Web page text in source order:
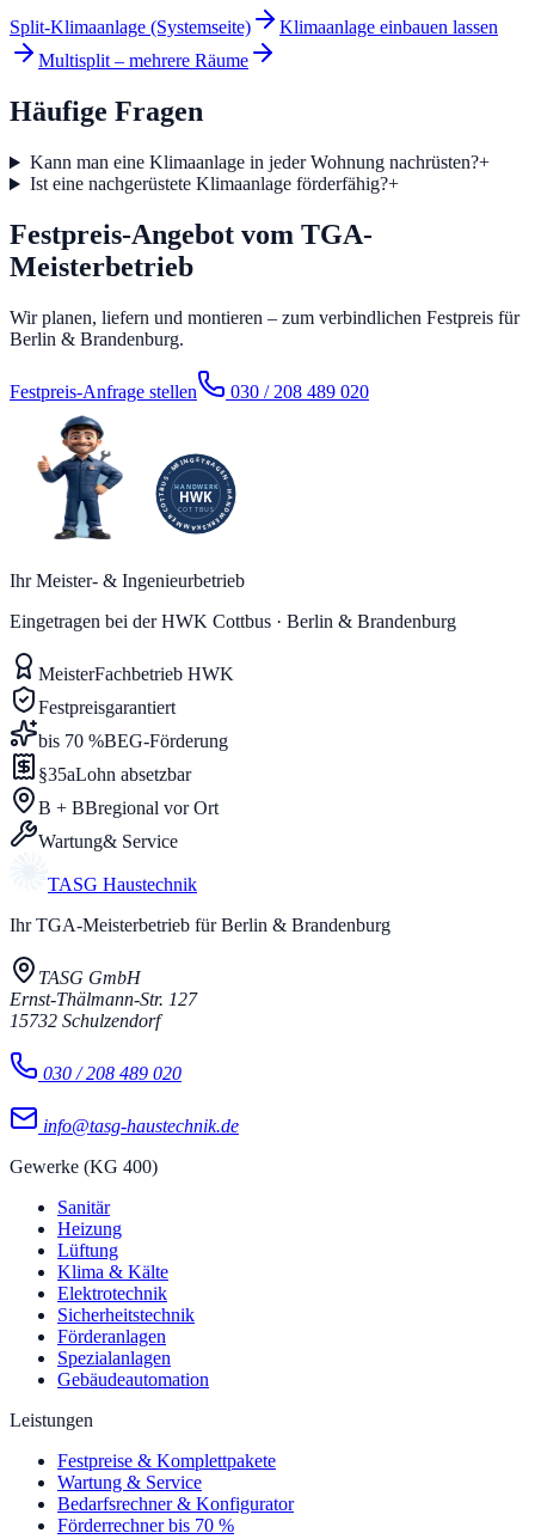
Split-Klimaanlage (Systemseite)
Klimaanlage einbauen lassen
Multisplit – mehrere Räume
Häufige Fragen
Kann man eine Klimaanlage in jeder Wohnung nachrüsten?+
Ist eine nachgerüstete Klimaanlage förderfähig?+
Festpreis-Angebot vom TGA-
Meisterbetrieb
Wir planen, liefern und montieren – zum verbindlichen Festpreis für
Berlin & Brandenburg.
Festpreis-Anfrage stellen 030 / 208 489 020
Ihr Meister- & Ingenieurbetrieb
Eingetragen bei der HWK Cottbus · Berlin & Brandenburg
MeisterFachbetrieb HWK
Festpreisgarantiert
bis 70 %BEG-Förderung
§35aLohn absetzbar
B + BBregional vor Ort
Wartung& Service
TASG Haustechnik
Ihr TGA-Meisterbetrieb für Berlin & Brandenburg
TASG GmbH
Ernst-Thälmann-Str. 127
15732 Schulzendorf
030 / 208 489 020
info@tasg-haustechnik.de
Gewerke (KG 400)
Sanitär
Heizung
Lüftung
Klima & Kälte
Elektrotechnik
Sicherheitstechnik
Förderanlagen
Spezialanlagen
Gebäudeautomation
Leistungen
Festpreise & Komplettpakete
Wartung & Service
Bedarfsrechner & Konfigurator
Förderrechner bis 70 %